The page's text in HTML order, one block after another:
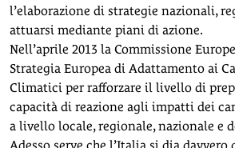
l’elaborazione di strategie nazionali,
attuarsi mediante piani di azione.
Nell’aprile 2013 la Commissione
Strategia Europea di Adattamento ai
Climatici per rafforzare il livello di
capacità di reazione agli impatti dei
a livello locale, regionale, nazionale e